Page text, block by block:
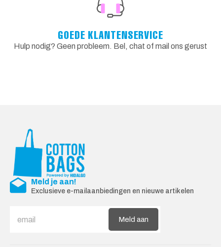
GOEDE KLANTENSERVICE
Hulp nodig? Geen probleem. Bel, chat of mail ons gerust
Meld je aan!
Exclusieve e-mailaanbiedingen en nieuwe artikelen
Meld aan